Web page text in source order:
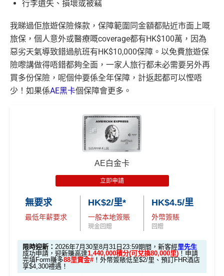
行李遺失、損壞或被竊
我睇過佢旅遊保險條款，保障範圍同金額都貼近市面上嘅
旅保，個人意外或醫療嘅coverage都有HK$100萬，因為
惡劣天氣導致錯過航班有HK$10,000保障。以免費旅遊保
險嚟講做得唔錯都夠全面，一家人旅行都未必需要另外再
買多份保險，呢個仲要係全年保障，計返起都可以慳唔
少！如果係AE黑卡個保障會更多。
AE白金卡
立即申請
無要求
最低年薪要求
HK$2/里*
一般本地簽賬
現金回贈
HK$4.5/里
外幣簽賬
回贈
限時迎新： 2026年7月30至8月31日23:59期間，新客經里先生
成功申請，迎新賺高達1,440,000積分(可兌換80,000里) ！申請
完填Form賺多88里賞金# ！外幣簽賬低至$2/里、預訂FHR酒店
享$4,300禮遇！